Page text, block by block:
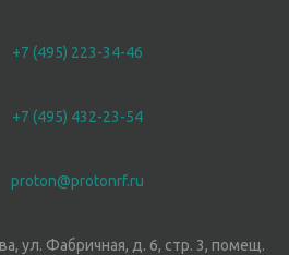
+7 (495) 223-34-46
+7 (495) 432-23-54
proton@protonrf.ru
ул. Фабричная, д. 6, стр. 3, помещ.